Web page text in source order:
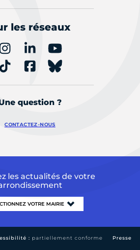
les réseaux
question ?
CONTACTEZ-NOUS
les actualités de votre
: partiellement conforme Presse